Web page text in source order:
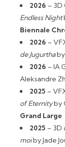
2026 – 3D
Endless Night
Biennale
2026 –
de Jugurtha
2026 – IA
Aleksandre
2025 –
of Eternityby
Grand Large
2025 – 3D
moiby Jade